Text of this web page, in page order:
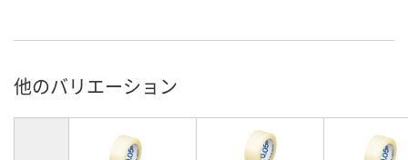
他のバリエーション